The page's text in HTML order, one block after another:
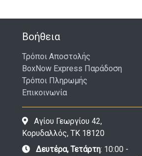
Βοήθεια
Τρόποι Αποστολής
BoxNow Express Παράδοση
Τρόποι Πληρωμής
Επικοινωνία
Αγίου Γεωργίου 42,
Κορυδαλλός, ΤΚ 18120
Δευτέρα, Τετάρτη: 10:00 -